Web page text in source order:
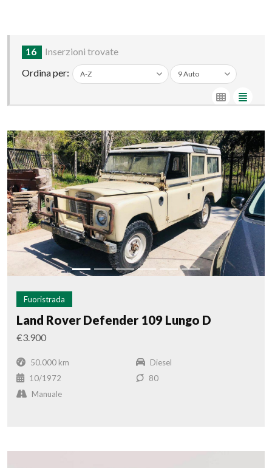
16
Inserzioni trovate
Ordina per:
Fuoristrada
Land Rover Defender 109 Lungo D
€3.900
50.000 km
Diesel
10/1972
80
Manuale